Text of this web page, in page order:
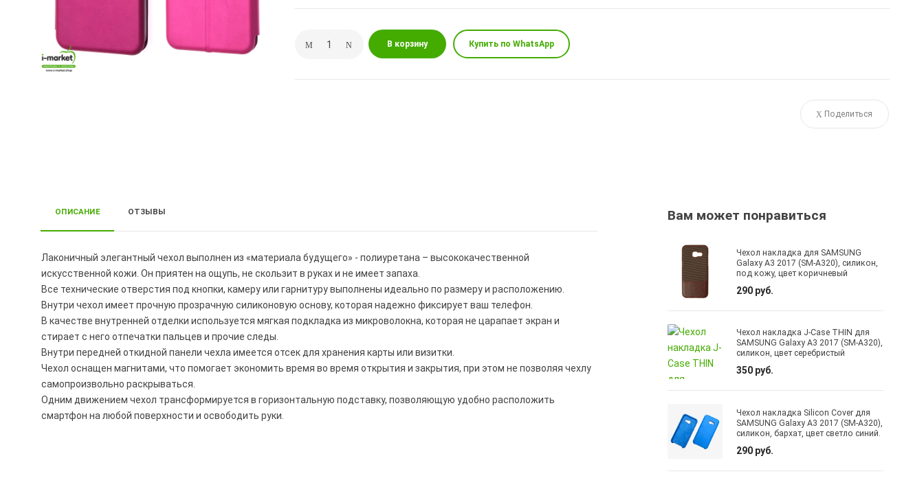
В корзину Купить по WhatsApp
Поделиться
ОПИСАНИЕ ОТЗЫВЫ
Лаконичный элегантный чехол выполнен из «материала будущего» - полиуретана – высококачественной
искусственной кожи. Он приятен на ощупь, не скользит в руках и не имеет запаха.
Все технические отверстия под кнопки, камеру или гарнитуру выполнены идеально по размеру и расположению.
Внутри чехол имеет прочную прозрачную силиконовую основу, которая надежно фиксирует ваш телефон.
В качестве внутренней отделки используется мягкая подкладка из микроволокна, которая не царапает экран и
стирает с него отпечатки пальцев и прочие следы.
Внутри передней откидной панели чехла имеется отсек для хранения карты или визитки.
Чехол оснащен магнитами, что помогает экономить время во время открытия и закрытия, при этом не позволяя чехлу
самопроизвольно раскрываться.
Одним движением чехол трансформируется в горизонтальную подставку, позволяющую удобно расположить
смартфон на любой поверхности и освободить руки.
Вам может понравиться
Чехол накладка для SAMSUNG
Galaxy A3 2017 (SM-A320), силикон,
под кожу, цвет коричневый
290 руб.
Чехол накладка J-Case THIN для
SAMSUNG Galaxy A3 2017 (SM-A320),
силикон, цвет серебристый
350 руб.
Чехол накладка Silicon Cover для
SAMSUNG Galaxy A3 2017 (SM-A320),
силикон, бархат, цвет светло синий.
290 руб.